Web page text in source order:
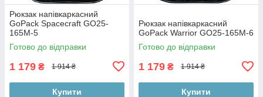
Рюкзак напівкаркасний
GoPack Spacecraft GO25-
165M-5
Готово до відправки
1 179 ₴ 1 914 ₴
Купити
Рюкзак напівкаркасний
GoPack Warrior GO25-165M-6
Готово до відправки
1 179 ₴ 1 914 ₴
Купити